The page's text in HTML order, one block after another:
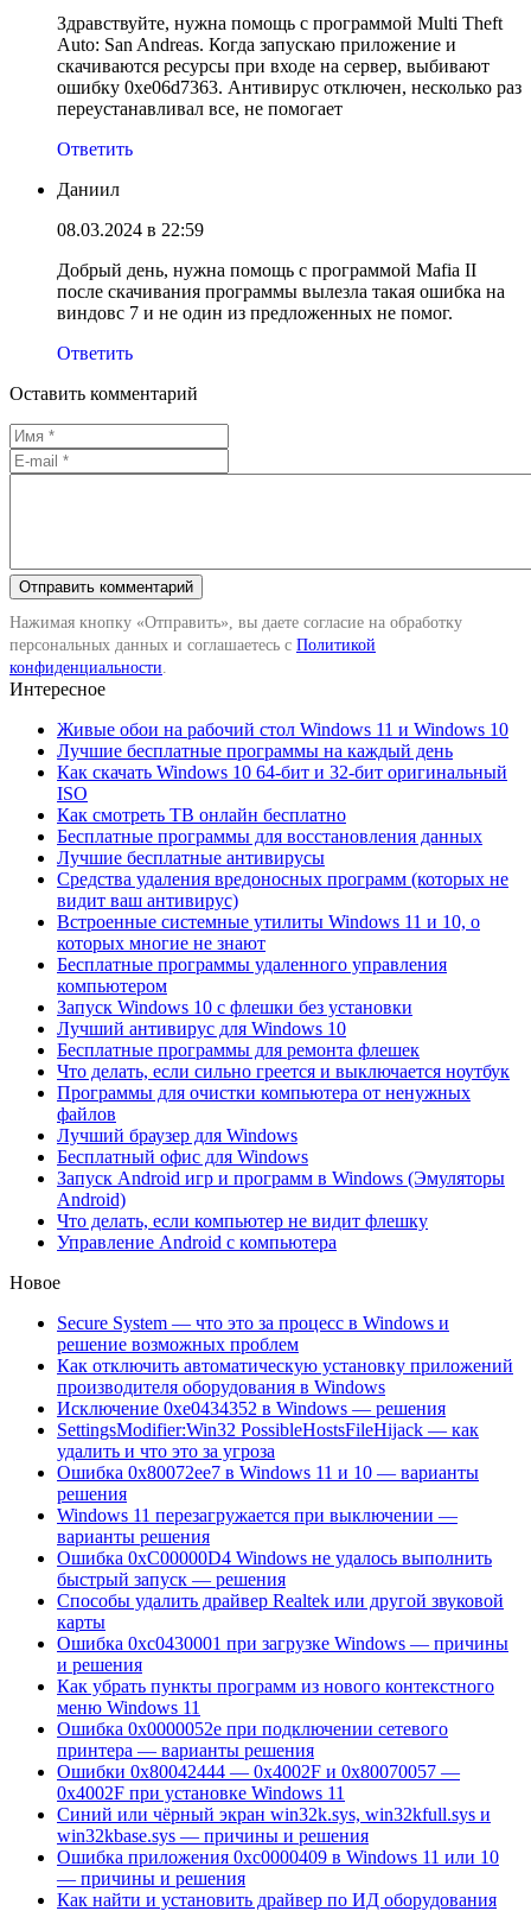
Здравствуйте, нужна помощь с программой Multi Theft
Auto: San Andreas. Когда запускаю приложение и
скачиваются ресурсы при входе на сервер, выбивают
ошибку 0xe06d7363. Антивирус отключен, несколько раз
переустанавливал все, не помогает
Ответить
Даниил
08.03.2024 в 22:59
Добрый день, нужна помощь с программой Mafia II
после скачивания программы вылезла такая ошибка на
виндовс 7 и не один из предложенных не помог.
Ответить
Оставить комментарий
Нажимая кнопку «Отправить», вы даете согласие на обработку
персональных данных и соглашаетесь с Политикой
конфиденциальности
Интересное
Живые обои на рабочий стол Windows 11 и Windows 10
Лучшие бесплатные программы на каждый день
Как скачать Windows 10 64-бит и 32-бит оригинальный
ISO
Как смотреть ТВ онлайн бесплатно
Бесплатные программы для восстановления данных
Лучшие бесплатные антивирусы
Средства удаления вредоносных программ (которых не
видит ваш антивирус)
Встроенные системные утилиты Windows 11 и 10, о
которых многие не знают
Бесплатные программы удаленного управления
компьютером
Запуск Windows 10 с флешки без установки
Лучший антивирус для Windows 10
Бесплатные программы для ремонта флешек
Что делать, если сильно греется и выключается ноутбук
Программы для очистки компьютера от ненужных
файлов
Лучший браузер для Windows
Бесплатный офис для Windows
Запуск Android игр и программ в Windows (Эмуляторы
Android)
Что делать, если компьютер не видит флешку
Управление Android с компьютера
Новое
Secure System — что это за процесс в Windows и
решение возможных проблем
Как отключить автоматическую установку приложений
производителя оборудования в Windows
Исключение 0xe0434352 в Windows — решения
SettingsModifier:Win32 PossibleHostsFileHijack — как
удалить и что это за угроза
Ошибка 0x80072ee7 в Windows 11 и 10 — варианты
решения
Windows 11 перезагружается при выключении —
варианты решения
Ошибка 0xC00000D4 Windows не удалось выполнить
быстрый запуск — решения
Способы удалить драйвер Realtek или другой звуковой
карты
Ошибка 0xc0430001 при загрузке Windows — причины
и решения
Как убрать пункты программ из нового контекстного
меню Windows 11
Ошибка 0x0000052e при подключении сетевого
принтера — варианты решения
Ошибки 0x80042444 — 0x4002F и 0x80070057 —
0x4002F при установке Windows 11
Синий или чёрный экран win32k.sys, win32kfull.sys и
win32kbase.sys — причины и решения
Ошибка приложения 0xc0000409 в Windows 11 или 10
— причины и решения
Как найти и установить драйвер по ИД оборудования